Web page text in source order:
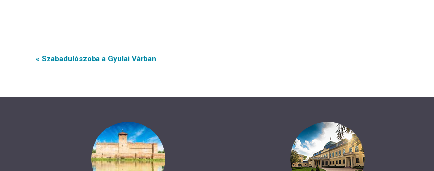
Event
« Szabadulószoba a Gyulai Várban